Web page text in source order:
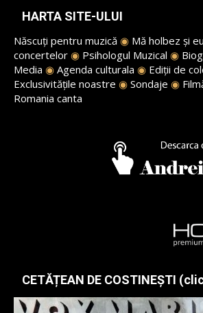
HARTA SITE-ULUI
Născuți pentru muzică ◉ Mă holbez și eu
concertelor ◉ Psihologul Muzical ◉
Media ◉ Agenda culturala ◉ Ediții de
Exclusivitățile noastre ◉ Sondaje ◉
Romania canta
CETĂȚEAN DE COSTINEȘTI